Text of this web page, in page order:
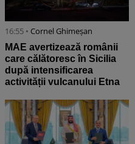
16:55 • Cornel Ghimeșan
MAE avertizează românii
care călătoresc în Sicilia
după intensificarea
activității vulcanului Etna